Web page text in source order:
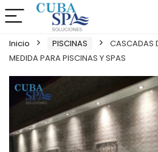
Inicio PISCINAS
CASCADAS
MEDIDA PARA PISCINAS Y SPAS